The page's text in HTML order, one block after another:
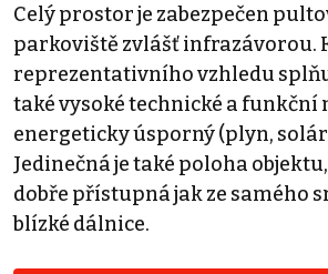
Celý prostor je zabezpečen
parkoviště zvlášť infrazávorou.
reprezentativního vzhledu
také vysoké technické a funkční
energeticky úsporný (plyn,
Jedinečná je také poloha
dobře přístupná jak ze samého
blízké dálnice.